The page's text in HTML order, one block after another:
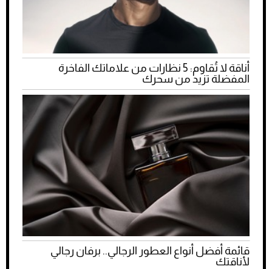
أناقة لا تُقاوم: 5 نظارات من علاماتك الفاخرة
المفضلة تزيد من سحرك
قائمة أفضل أنواع العطور الرجالي.. برفان رجالي
لأناقتك